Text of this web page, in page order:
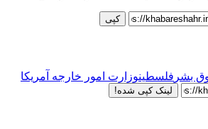
کپی
بشر فلسطینوزارت امور خارجه آمریکا
لینک کپی شده!